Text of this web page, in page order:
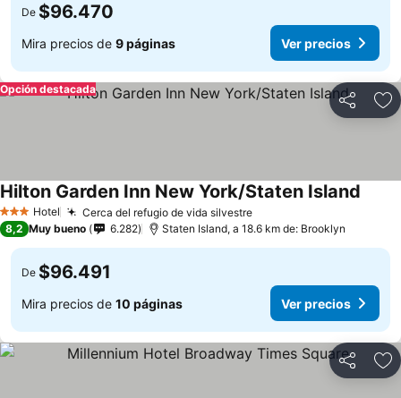
De $96.470
Mira precios de 9 páginas Ver precios
Compartir
Opción destacada
3 Estrellas
Hotel Cerca del refugio de vida silvestre
Hilton Garden Inn New York/Staten Island
8,2 Muy bueno 6.282 Staten Island, a 18.6 km de: Brooklyn
De $96.491
Mira precios de 10 páginas Ver precios
Compartir